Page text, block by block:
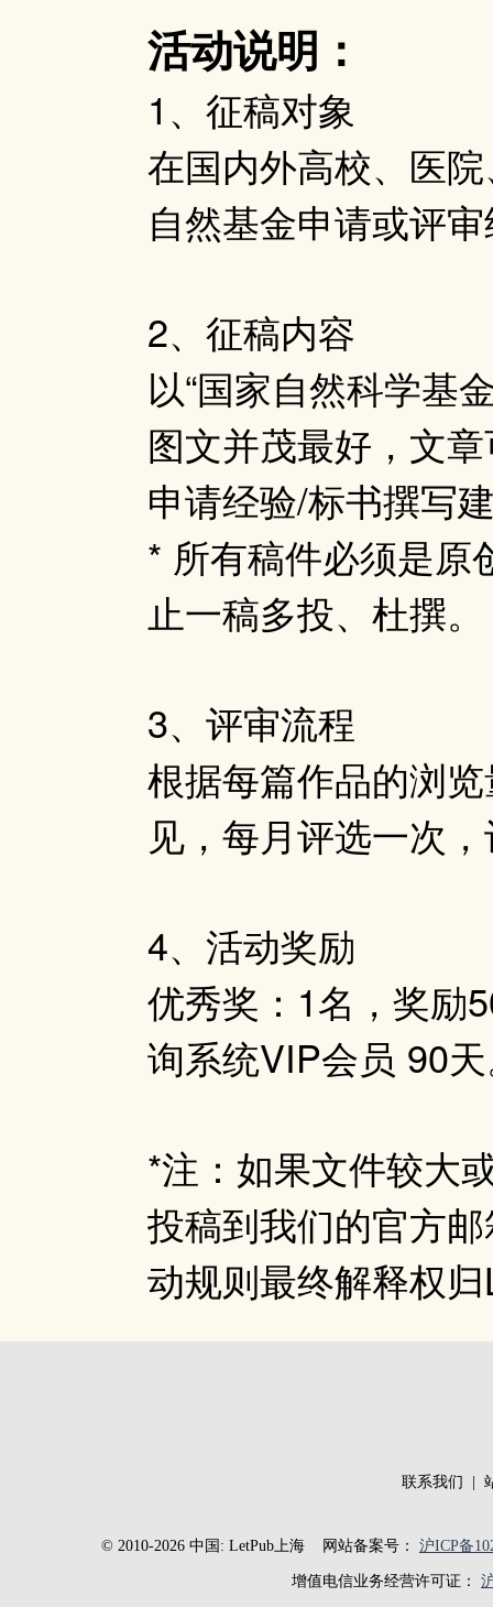
活动说明：
1、征稿对象
在国内外高校、医
自然基金申请或评
2、征稿内容
以“国家自然科学基
图文并茂最好，文
申请经验/标书撰写
* 所有稿件必须是原
止一稿多投、杜撰。
3、评审流程
根据每篇作品的浏
见，每月评选一次
4、活动奖励
优秀奖：1名，奖励
询系统VIP会员 90
*注：如果文件较大
投稿到我们的官方
动规则最终解释权
联系我们
© 2010-2026 中国: LetPub上海网站备案号： 沪ICP备
增值电信业务经营许可证：